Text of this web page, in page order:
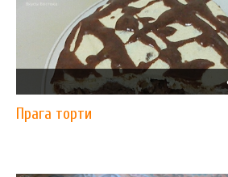
Прага торти